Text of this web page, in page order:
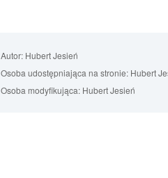
Autor:Hubert Jesień
Osoba udostępniająca na stronie:Hubert
Osoba modyfikująca:Hubert Jesień